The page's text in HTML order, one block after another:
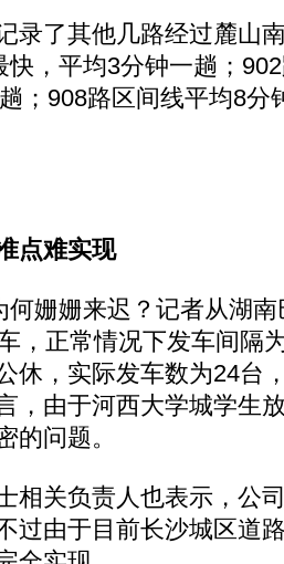
了其他几路经过麓山
快，平均3分钟一趟；
；908路区间线平均8分
点难实现
姗姗来迟？记者从湖南
，正常情况下发车间隔
休，实际发车数为24台
，由于河西大学城学生
的问题。
关负责人也表示，公
过由于目前长沙城区道